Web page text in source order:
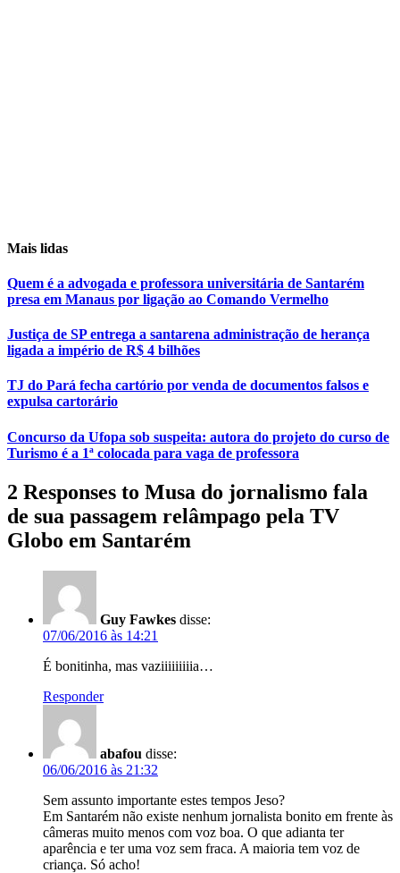
Mais lidas
Quem é a advogada e professora universitária de Santarém
presa em Manaus por ligação ao Comando Vermelho
Justiça de SP entrega a santarena administração de herança
ligada a império de R$ 4 bilhões
TJ do Pará fecha cartório por venda de documentos falsos e
expulsa cartorário
Concurso da Ufopa sob suspeita: autora do projeto do curso de
Turismo é a 1ª colocada para vaga de professora
2 Responses to Musa do jornalismo fala
de sua passagem relâmpago pela TV
Globo em Santarém
Guy Fawkes disse:
07/06/2016 às 14:21
É bonitinha, mas vaziiiiiiiiia…
Responder
abafou disse:
06/06/2016 às 21:32
Sem assunto importante estes tempos Jeso?
Em Santarém não existe nenhum jornalista bonito em frente às
câmeras muito menos com voz boa. O que adianta ter
aparência e ter uma voz sem fraca. A maioria tem voz de
criança. Só acho!